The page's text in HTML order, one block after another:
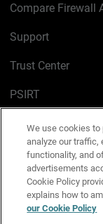
Compare Firewall
Support
Trust Center
PSIRT
Cookie Policy
Privacy Policy
Media & Brand Kit
Manage Email
We use cookies
analyze our traffic,
functionality, and
advertisements
Cookie Policy
explains how to
our Cookie Policy